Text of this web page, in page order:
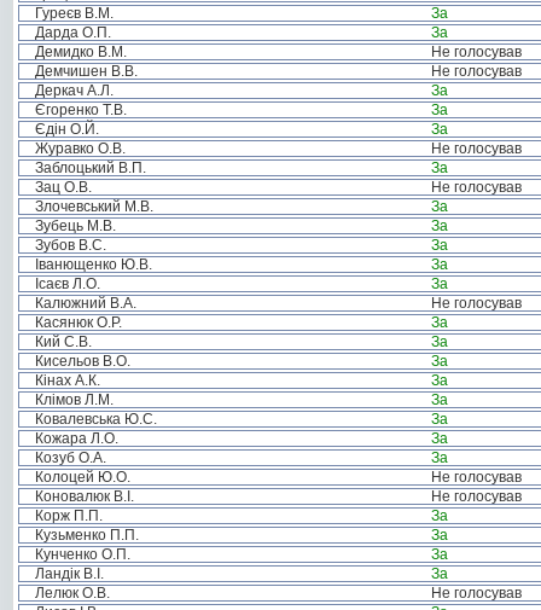
Гуреєв В.М.
За
Дарда О.П.
За
Демидко В.М.
Не голосував
Демчишен В.В.
Не голосував
Деркач А.Л.
За
Єгоренко Т.В.
За
Єдін О.Й.
За
Журавко О.В.
Не голосував
Заблоцький В.П.
За
Зац О.В.
Не голосував
Злочевський М.В.
За
Зубець М.В.
За
Зубов В.С.
За
Іванющенко Ю.В.
За
Ісаєв Л.О.
За
Калюжний В.А.
Не голосував
Касянюк О.Р.
За
Кий С.В.
За
Кисельов В.О.
За
Кінах А.К.
За
Клімов Л.М.
За
Ковалевська Ю.С.
За
Кожара Л.О.
За
Козуб О.А.
За
Колоцей Ю.О.
Не голосував
Коновалюк В.І.
Не голосував
Корж П.П.
За
Кузьменко П.П.
За
Кунченко О.П.
За
Ландік В.І.
За
Лелюк О.В.
Не голосував